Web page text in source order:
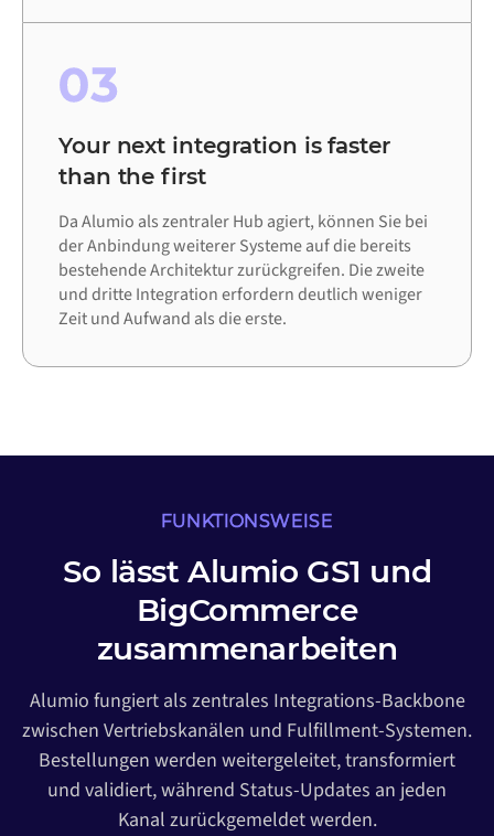
03
Your next integration is faster
than the first
Da Alumio als zentraler Hub agiert, können Sie bei
der Anbindung weiterer Systeme auf die bereits
bestehende Architektur zurückgreifen. Die zweite
und dritte Integration erfordern deutlich weniger
Zeit und Aufwand als die erste.
FUNKTIONSWEISE
So lässt Alumio GS1 und
BigCommerce
zusammenarbeiten
Alumio fungiert als zentrales Integrations-Backbone
zwischen Vertriebskanälen und Fulfillment-Systemen.
Bestellungen werden weitergeleitet, transformiert
und validiert, während Status-Updates an jeden
Kanal zurückgemeldet werden.